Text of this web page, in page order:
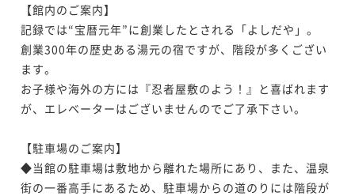
【館内のご案内】
記録では“宝暦元年”に創業したとされる「よしだや」。
創業300年の歴史ある湯元の宿ですが、階段が多くござい
ます。
お子様や海外の方には『忍者屋敷のよう！』と喜ばれます
が、エレベーターはございませんのでご了承下さい。
【駐車場のご案内】
◆当館の駐車場は敷地から離れた場所にあり、また、温泉
街の一番高手にあるため、駐車場からの道のりには階段が